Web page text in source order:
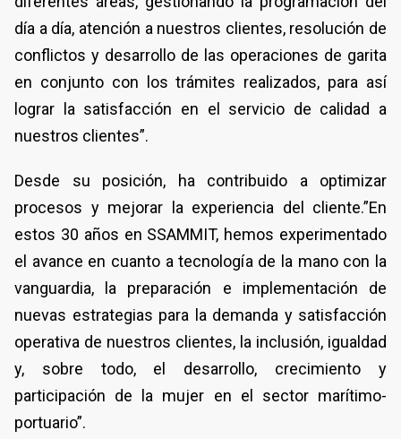
día a día, atención a nuestros clientes, resolución de
conflictos y desarrollo de las operaciones de garita
en conjunto con los trámites realizados, para así
lograr la satisfacción en el servicio de calidad a
nuestros clientes”.
Desde su posición, ha contribuido a optimizar
procesos y mejorar la experiencia del cliente.”En
estos 30 años en SSAMMIT, hemos experimentado
el avance en cuanto a tecnología de la mano con la
vanguardia, la preparación e implementación de
nuevas estrategias para la demanda y satisfacción
operativa de nuestros clientes, la inclusión, igualdad
y, sobre todo, el desarrollo, crecimiento y
participación de la mujer en el sector marítimo-
portuario”.